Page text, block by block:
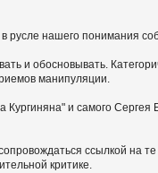
нашего понимания
и обосновывать.
манипуляции.
Кургиняна" и самого
ссылкой на
критике.